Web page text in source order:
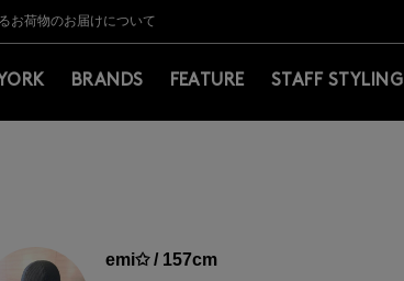
以上のお買上げで常時送料無料！お買い物の際は会員登録を！
のお知らせ】（2026.8.5）
お荷物のお届けについて
案内・ご注意事項
以上のお買上げで常時送料無料！お買い物の際は会員登録を！
のお知らせ】（2026.8.5）
BRANDS FEATURE STAFF STYLING
emi✩ / 157cm